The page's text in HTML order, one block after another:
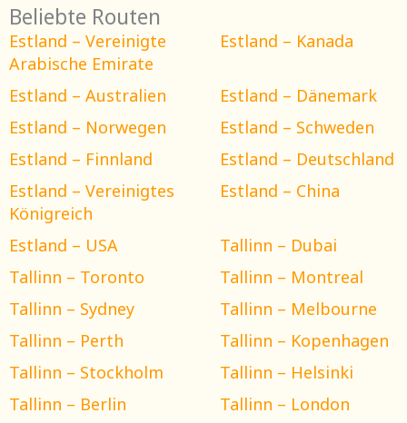
Beliebte Routen
Estland – Vereinigte
Arabische Emirate
Estland – Kanada
Estland – Australien
Estland – Dänemark
Estland – Norwegen
Estland – Schweden
Estland – Finnland
Estland – Deutschland
Estland – Vereinigtes
Königreich
Estland – China
Estland – USA
Tallinn – Dubai
Tallinn – Toronto
Tallinn – Montreal
Tallinn – Sydney
Tallinn – Melbourne
Tallinn – Perth
Tallinn – Kopenhagen
Tallinn – Stockholm
Tallinn – Helsinki
Tallinn – Berlin
Tallinn – London